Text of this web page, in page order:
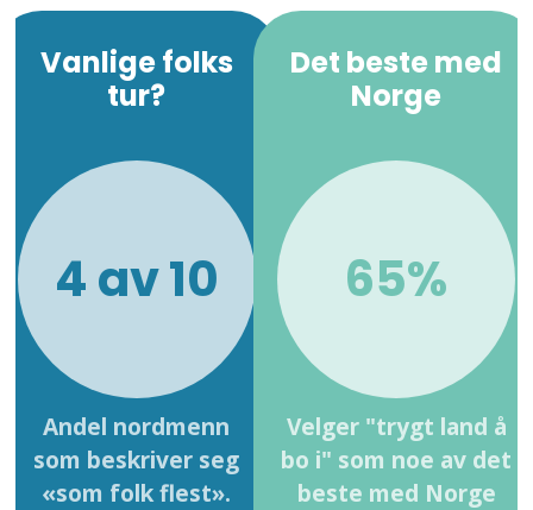
Vanlige folks
tur?
4 av 10
Andel nordmenn
som beskriver seg
«som folk flest».
Det beste med
Norge
65%
Velger "trygt land å
bo i" som noe av det
beste med Norge